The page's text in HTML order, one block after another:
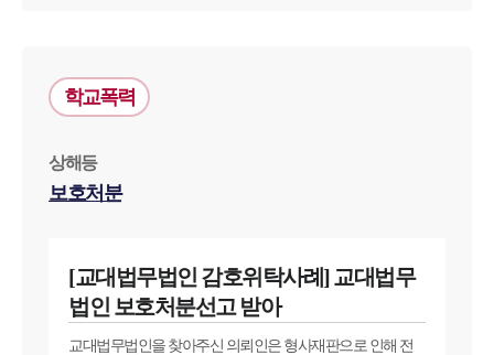
학교폭력전문변호사
소식/자료
학교폭력
상해등
보호처분
[교대법무법인 감호위탁사례] 교대법무
법인 보호처분선고 받아
교대법무법인을 찾아주신 의뢰인은 형사재판으로 인해 전